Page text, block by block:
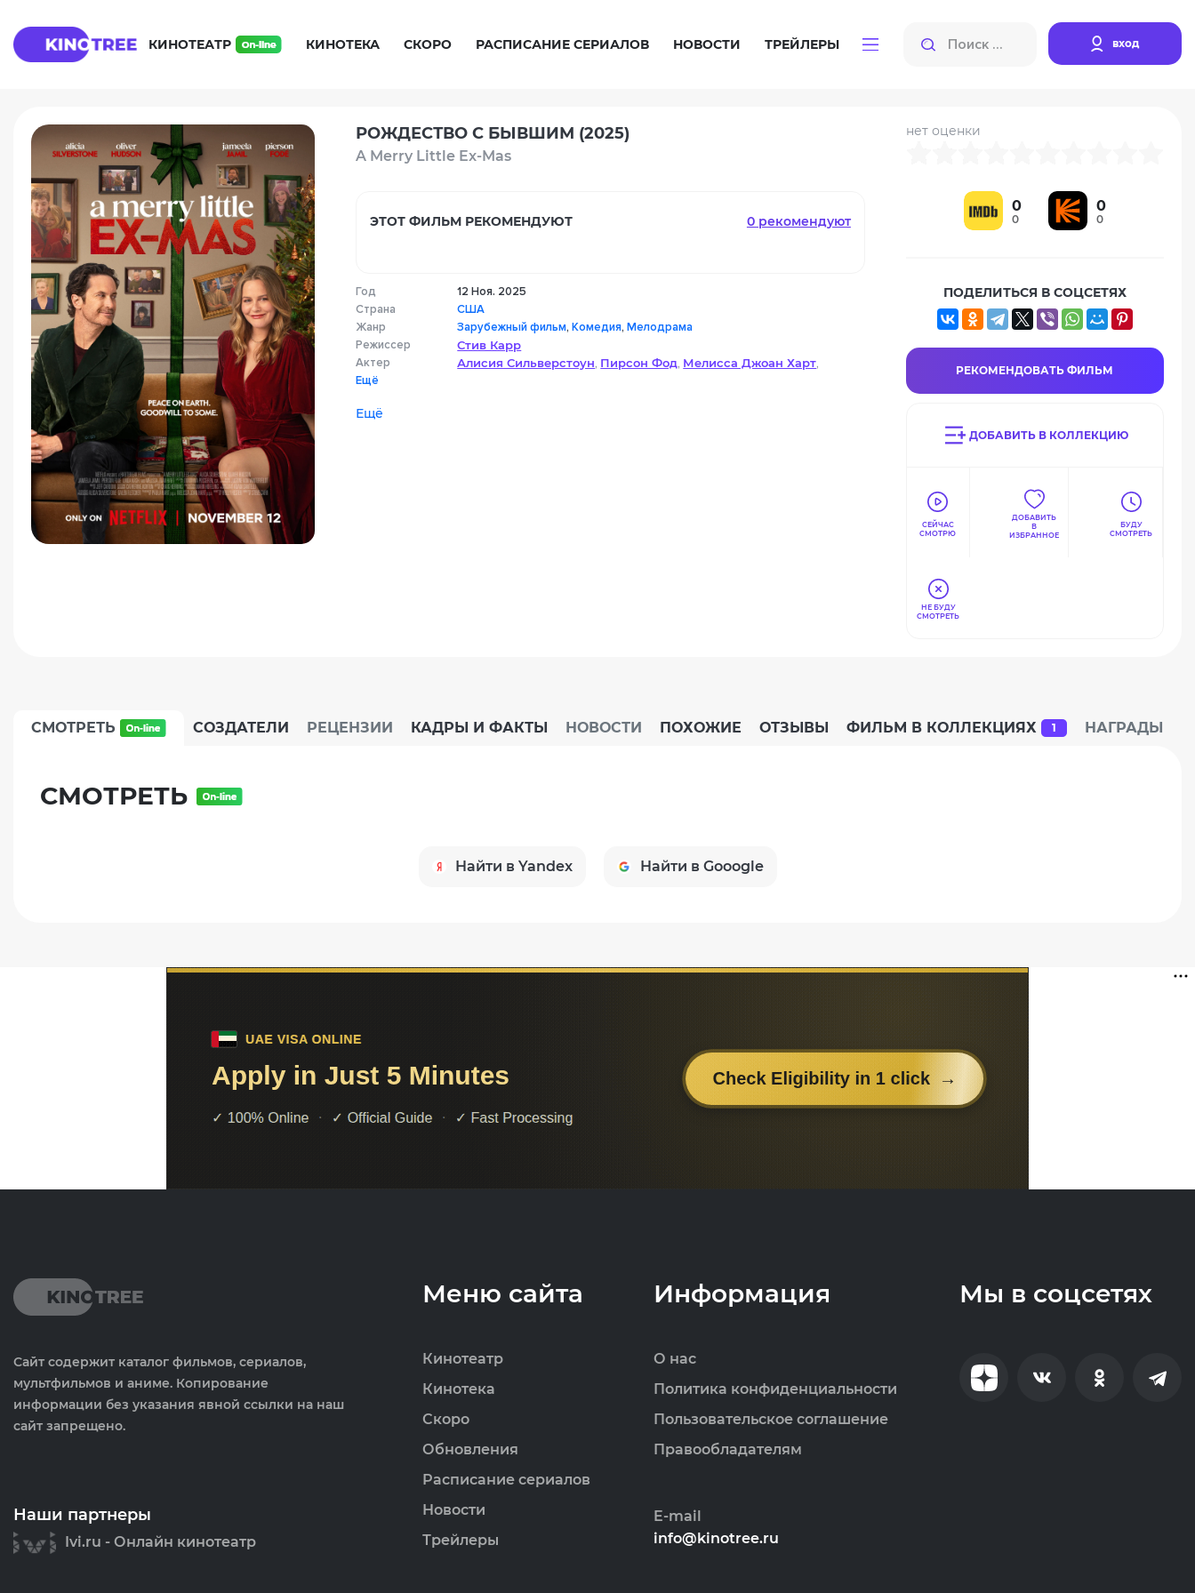
КИНОТЕАТР КИНОТЕКА СКОРО РАСПИСАНИЕ СЕРИАЛОВ НОВОСТИ ТРЕЙЛЕРЫ вход
РОЖДЕСТВО С БЫВШИМ (2025)
A Merry Little Ex-Mas
ЭТОТ ФИЛЬМ РЕКОМЕНДУЮТ 0 рекомендуют
Год
Страна
Жанр
Режиссер
Актер
Ещё
12 Ноя. 2025
США
Зарубежный фильм,Комедия,Мелодрама
Стив Карр
Алисия Сильверстоун, Пирсон Фод, Мелисса Джоан Харт,
Ещё
нет оценки
0
0
0
0
ПОДЕЛИТЬСЯ В СОЦСЕТЯХ
РЕКОМЕНДОВАТЬ ФИЛЬМ
ДОБАВИТЬ В КОЛЛЕКЦИЮ
СЕЙЧАС
СМОТРЮ
ДОБАВИТЬ
В
ИЗБРАННОЕ
БУДУ
СМОТРЕТЬ
НЕ БУДУ
СМОТРЕТЬ
СМОТРЕТЬ СОЗДАТЕЛИ РЕЦЕНЗИИ КАДРЫ И ФАКТЫ НОВОСТИ ПОХОЖИЕ ОТЗЫВЫ ФИЛЬМ В КОЛЛЕКЦИЯХ 1 НАГРАДЫ
СМОТРЕТЬ
Найти в Yandex Найти в Gooogle
Сайт содержит каталог фильмов, сериалов,
мультфильмов и аниме. Копирование
информации без указания явной ссылки на наш
сайт запрещено.
Наши партнеры
Ivi.ru - Онлайн кинотеатр
Меню сайта
Кинотеатр
Кинотека
Скоро
Обновления
Расписание сериалов
Новости
Трейлеры
Информация
О нас
Политика конфиденциальности
Пользовательское соглашение
Правообладателям
E-mail
info@kinotree.ru
Мы в соцсетях